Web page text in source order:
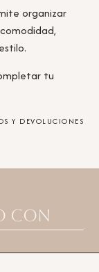
organizar
tu
Y DEVOLUCIONES
con